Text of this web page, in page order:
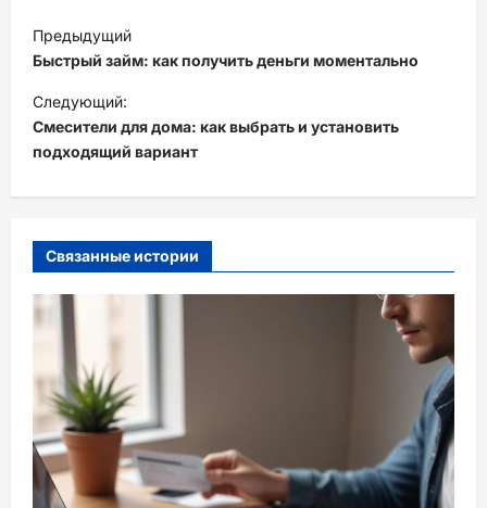
а
в
и
г
а
я
з
п
и
с
и
Предыдущий
Быстрый займ: как получить деньги моментально
Следующий:
Смесители для дома: как выбрать и установить
подходящий вариант
Связанные истории